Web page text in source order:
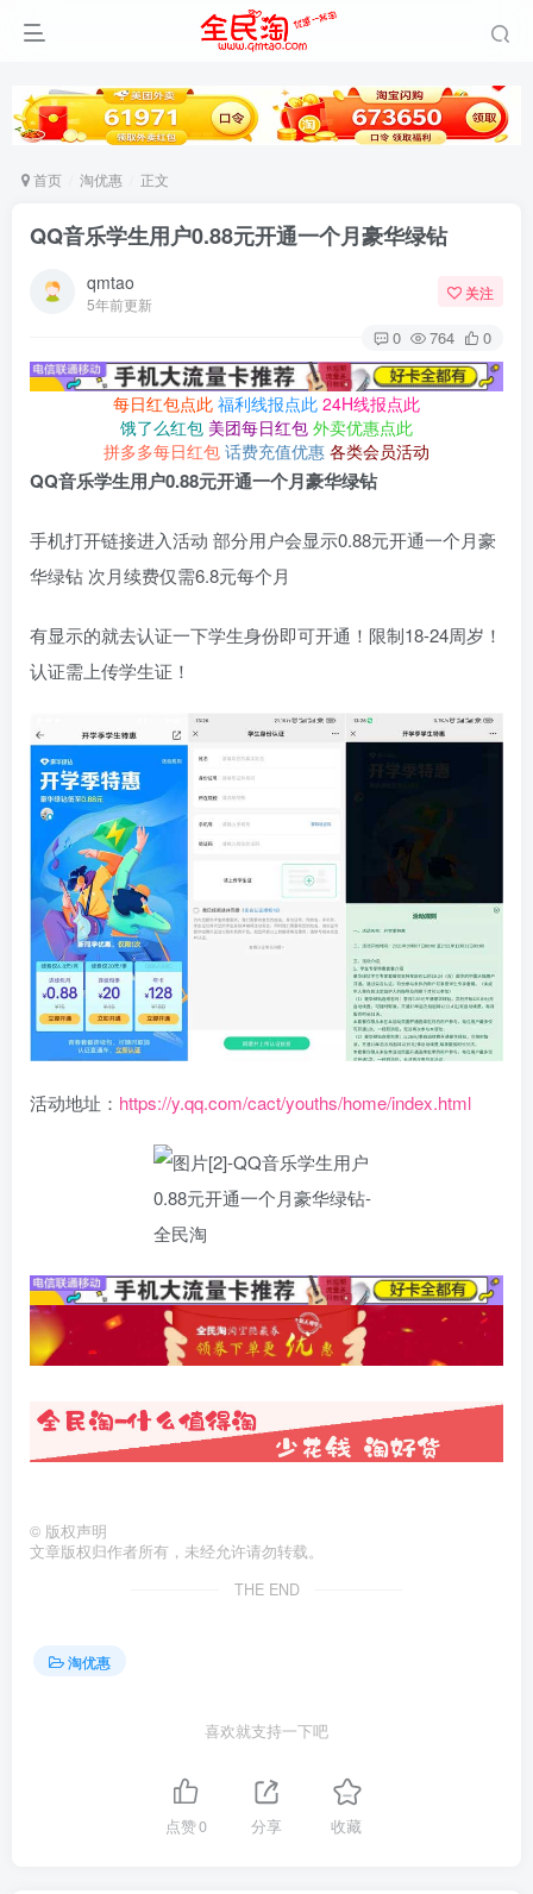
首页 淘优惠 正文
QQ音乐学生用户0.88元开通一个月豪华绿钻
qmtao
5年前更新
关注
0 764 0
每日红包点此 福利线报点此 24H线报点此
饿了么红包 美团每日红包 外卖优惠点此
拼多多每日红包 话费充值优惠 各类会员活动
QQ音乐学生用户0.88元开通一个月豪华绿钻
手机打开链接进入活动 部分用户会显示0.88元开通一个月豪
华绿钻 次月续费仅需6.8元每个月
有显示的就去认证一下学生身份即可开通！限制18-24周岁！
认证需上传学生证！
活动地址： https://y.qq.com/cact/youths/home/index.html
© 版权声明
文章版权归作者所有，未经允许请勿转载。
THE END
淘优惠
喜欢就支持一下吧
点赞0 分享 收藏